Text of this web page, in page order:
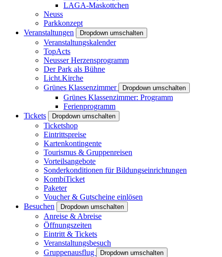
LAGA-Maskottchen
Neuss
Parkkonzept
Veranstaltungen
Dropdown umschalten
Veranstaltungskalender
TopActs
Neusser Herzensprogramm
Der Park als Bühne
Licht.Kirche
Grünes Klassenzimmer
Dropdown umschalten
Grünes Klassenzimmer: Programm
Ferienprogramm
Tickets
Dropdown umschalten
Ticketshop
Eintrittspreise
Kartenkontingente
Tourismus & Gruppenreisen
Vorteilsangebote
Sonderkonditionen für Bildungseinrichtungen
KombiTicket
Paketer
Voucher & Gutscheine einlösen
Besuchen
Dropdown umschalten
Anreise & Abreise
Öffnungszeiten
Eintritt & Tickets
Veranstaltungsbesuch
Gruppenausflug
Dropdown umschalten